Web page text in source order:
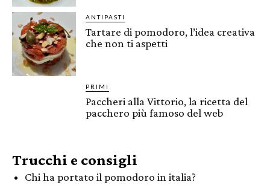
ANTIPASTI
Tartare di pomodoro, l’idea creativa
che non ti aspetti
PRIMI
Paccheri alla Vittorio, la ricetta del
pacchero più famoso del web
Trucchi e consigli
Chi ha portato il pomodoro in italia?